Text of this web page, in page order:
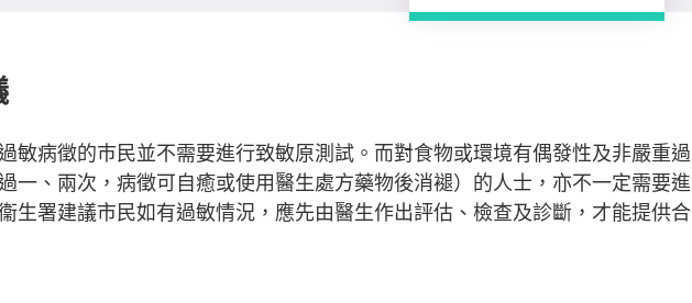
敏病徵的巿民並不需要進行致敏原測試。而對食物或環境有偶發性及非嚴重過
一、兩次，病徵可自癒或使用醫生處方藥物後消褪）的人士，亦不一定需要進
生署建議市民如有過敏情況，應先由醫生作出評估、檢查及診斷，才能提供合